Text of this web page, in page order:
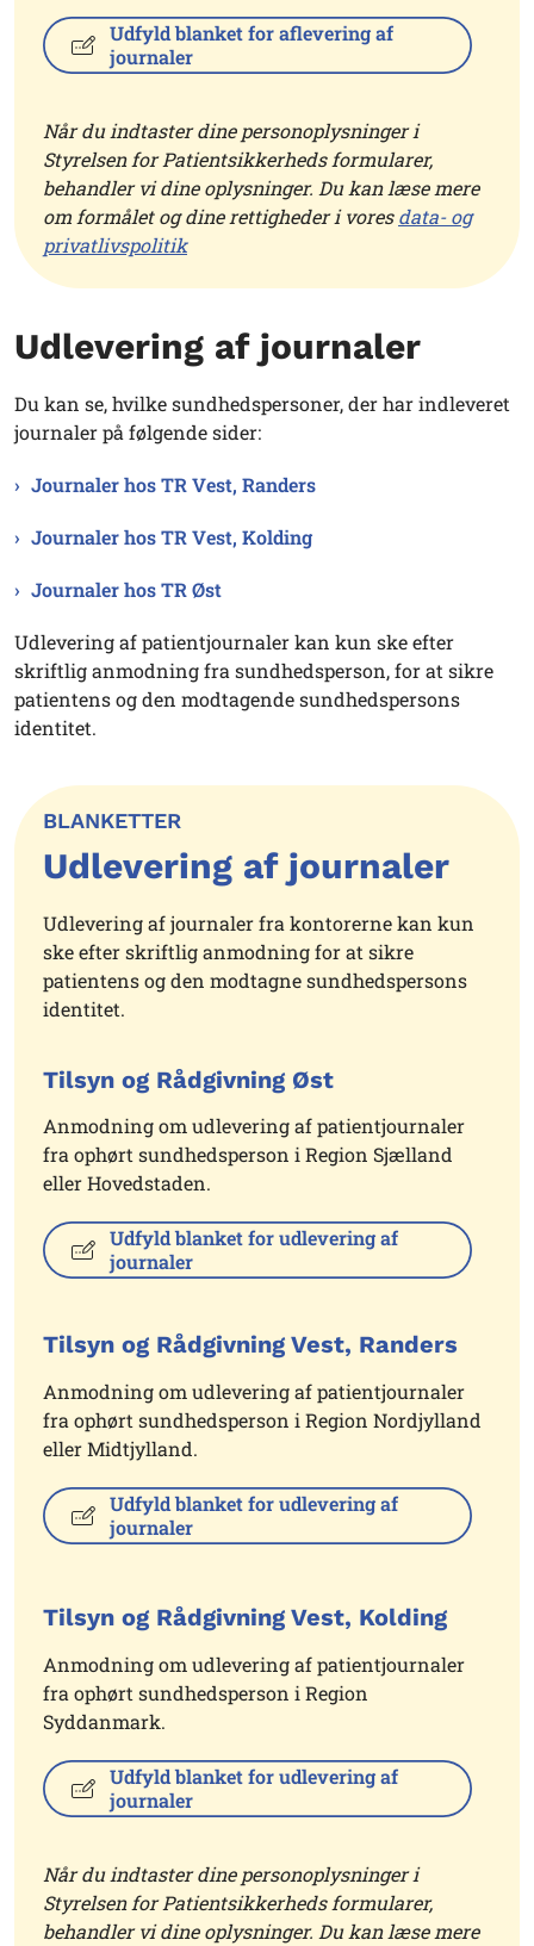
Udfyld blanket for aflevering af
journaler
Når du indtaster dine personoplysninger i
Styrelsen for Patientsikkerheds formularer,
behandler vi dine oplysninger. Du kan læse mere
om formålet og dine rettigheder i voresdata- og
privatlivspolitik
Udlevering af journaler
Du kan se, hvilke sundhedspersoner, der har indleveret
journaler på følgende sider:
Journaler hos TR Vest, Randers
Journaler hos TR Vest, Kolding
Journaler hos TR Øst
Udlevering af patientjournaler kan kun ske efter
skriftlig anmodning fra sundhedsperson, for at sikre
patientens og den modtagende sundhedspersons
identitet.
BLANKETTER
Udlevering af journaler
Udlevering af journaler fra kontorerne kan kun
ske efter skriftlig anmodning for at sikre
patientens og den modtagne sundhedspersons
identitet.
Tilsyn og Rådgivning Øst
Anmodning om udlevering af patientjournaler
fra ophørt sundhedsperson i Region Sjælland
eller Hovedstaden.
Udfyld blanket for udlevering af
journaler
Tilsyn og Rådgivning Vest, Randers
Anmodning om udlevering af patientjournaler
fra ophørt sundhedsperson i Region Nordjylland
eller Midtjylland.
Udfyld blanket for udlevering af
journaler
Tilsyn og Rådgivning Vest, Kolding
Anmodning om udlevering af patientjournaler
fra ophørt sundhedsperson i Region
Syddanmark.
Udfyld blanket for udlevering af
journaler
Når du indtaster dine personoplysninger i
Styrelsen for Patientsikkerheds formularer,
behandler vi dine oplysninger. Du kan læse mere